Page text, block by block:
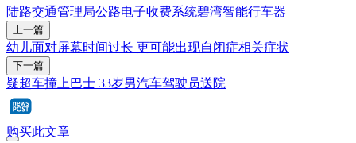
陆路交通管理局公路电子收费系统碧湾智能行车器
上一篇
幼儿面对屏幕时间过长 更可能出现自闭症相关症状
下一篇
疑超车撞上巴士 33岁男汽车驾驶员送院
购买此文章